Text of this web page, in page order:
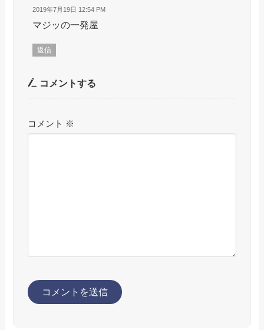
2019年7月19日 12:54 PM
マジッの一発屋
返信
コメントする
コメント ※